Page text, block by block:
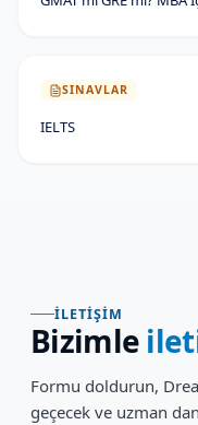
SINAVLAR
IELTS
İLETIŞIM
Bizimle
Formu doldurun,
geçecek ve uzman